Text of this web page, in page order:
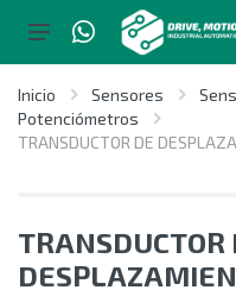
Inicio Sensores
Potenciómetros
TRANSDUCTOR DE
TRANSDUCTOR